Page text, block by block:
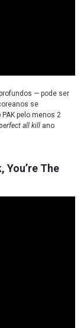
— pode ser
se
pelo menos 2
all kill ano
You’re The